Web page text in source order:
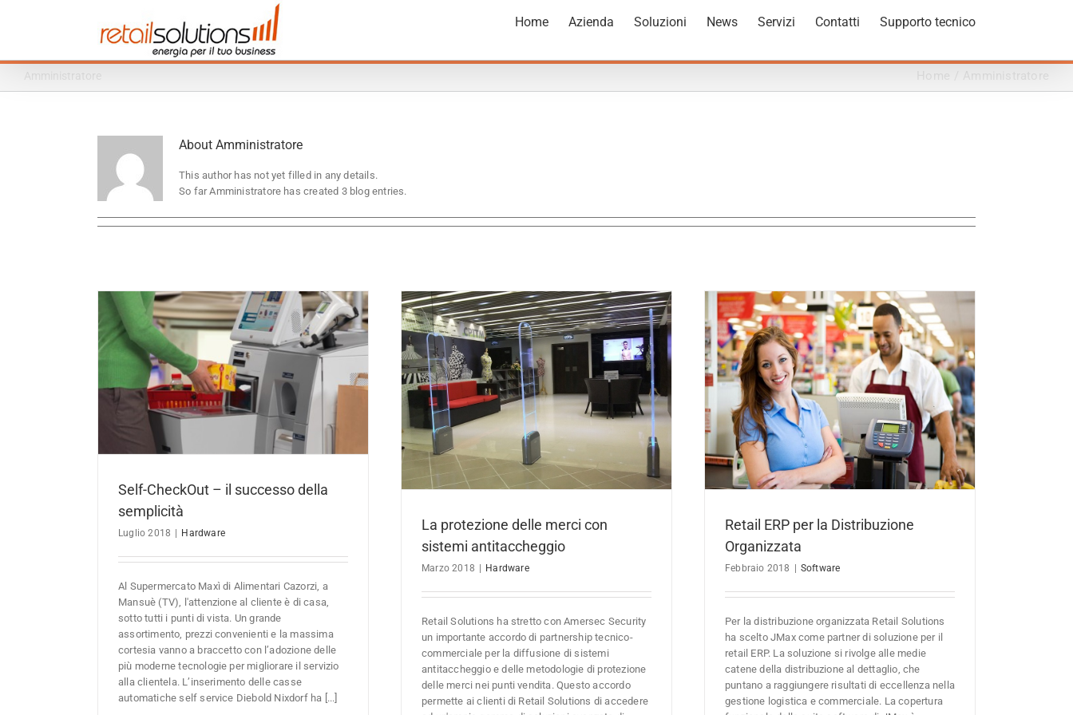
Home Azienda Soluzioni News Servizi Contatti Supporto tecnico
Amministratore Amministratore
About Amministratore
This author has not yet filled in any details.
So far Amministratore has created 3 blog entries.
Self-CheckOut – il successo della
semplicità
Luglio 2018 Hardware
Al Supermercato Maxì di Alimentari Cazorzi, a
Mansuè (TV), l'attenzione al cliente è di casa,
sotto tutti i punti di vista. Un grande
assortimento, prezzi convenienti e la massima
cortesia vanno a braccetto con l’adozione delle
più moderne tecnologie per migliorare il servizio
alla clientela. L’inserimento delle casse
automatiche self service Diebold Nixdorf ha [...]
La protezione delle merci con sistemi
antitaccheggio
Hardware
La protezione delle merci con
sistemi antitaccheggio
Marzo 2018 | Hardware
Retail Solutions ha stretto con Amersec Security
un importante accordo di partnership tecnico-
commerciale per la diffusione di sistemi
antitaccheggio e delle metodologie di protezione
delle merci nei punti vendita. Questo accordo
permette ai clienti di Retail Solutions di accedere
Retail ERP per la Distribuzione Organizzata
Software
Retail ERP per la Distribuzione
Organizzata
Febbraio 2018 | Software
Per la distribuzione organizzata Retail Solutions
ha scelto JMax come partner di soluzione per il
retail ERP. La soluzione si rivolge alle medie
catene della distribuzione al dettaglio, che
puntano a raggiungere risultati di eccellenza nella
gestione logistica e commerciale. La copertura